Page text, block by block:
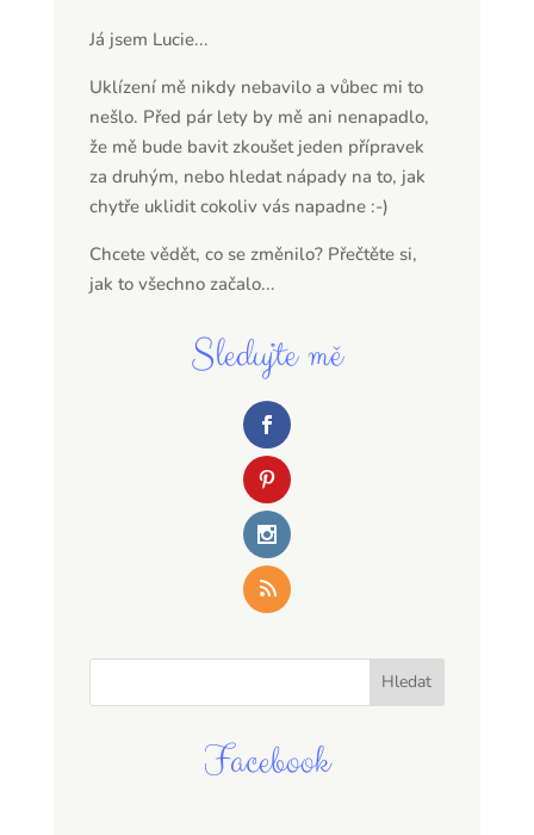
Já jsem Lucie...
Uklízení mě nikdy nebavilo a vůbec mi to
nešlo. Před pár lety by mě ani nenapadlo,
že mě bude bavit zkoušet jeden přípravek
za druhým, nebo hledat nápady na to, jak
chytře uklidit cokoliv vás napadne :-)
Chcete vědět, co se změnilo? Přečtěte si,
jak to všechno začalo...
Sledujte mě
Facebook